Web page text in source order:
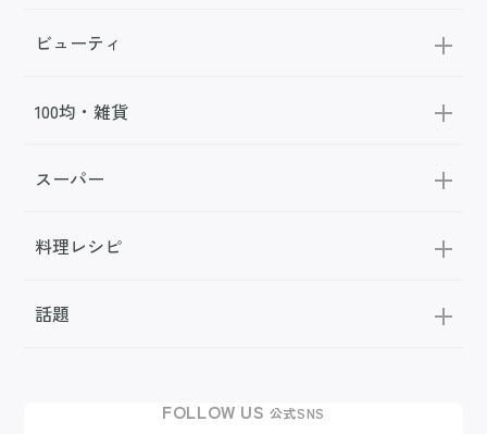
ビューティ
100均・雑貨
スーパー
料理レシピ
話題
FOLLOW US 公式SNS